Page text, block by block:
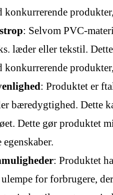
konkurrerende
: Selvom PVC-
læder eller tekstil.
konkurrerende
: Produktet er
bæredygtighed. Dette
Dette gør produktet
: Produktet
for forbrugere,